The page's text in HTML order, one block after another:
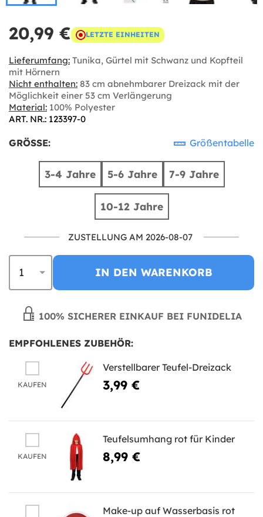
20,99 € LETZTE EINHEITEN
Lieferumfang: Tunika, Gürtel mit Schwanz und Kopfteil
mit Hörnern
Nicht enthalten: 83 cm abnehmbarer Dreizack mit der
Möglichkeit einer 53 cm Verlängerung
Material: 100% Polyester
ART. NR.: 123397-0
GRÖSSE: Größentabelle
3-4 Jahre 5-6 Jahre 7-9 Jahre
10-12 Jahre
ZUSTELLUNG AM 2026-08-07
IN DEN WARENKORB
100% SICHERER EINKAUF BEI FUNIDELIA
EMPFOHLENES ZUBEHÖR:
KAUFEN
Verstellbarer Teufel-Dreizack
3,99 €
KAUFEN
Teufelsumhang rot für Kinder
8,99 €
Make-up auf Wasserbasis rot